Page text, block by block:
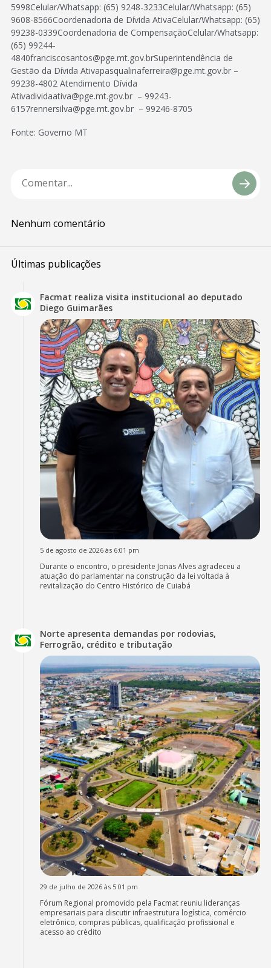
5998Celular/Whatsapp: (65) 9248-3233Celular/Whatsapp: (65)
9608-8566Coordenadoria de Dívida AtivaCelular/Whatsapp: (65)
99238-0339Coordenadoria de CompensaçãoCelular/Whatsapp:
(65) 99244-
4840franciscosantos@pge.mt.gov.brSuperintendência de
Gestão da Dívida Ativapasqualinaferreira@pge.mt.gov.br –
99238-4802 Atendimento Dívida
Ativadividaativa@pge.mt.gov.br – 99243-
6157rennersilva@pge.mt.gov.br – 99246-8705
Fonte: Governo MT
Nenhum comentário
Últimas publicações
Facmat realiza visita institucional ao deputado
Diego Guimarães
5 de agosto de 2026 às 6:01 pm
Durante o encontro, o presidente Jonas Alves agradeceu a
atuação do parlamentar na construção da lei voltada à
revitalização do Centro Histórico de Cuiabá
Norte apresenta demandas por rodovias,
Ferrogrão, crédito e tributação
29 de julho de 2026 às 5:01 pm
Fórum Regional promovido pela Facmat reuniu lideranças
empresariais para discutir infraestrutura logística, comércio
eletrônico, compras públicas, qualificação profissional e
acesso ao crédito